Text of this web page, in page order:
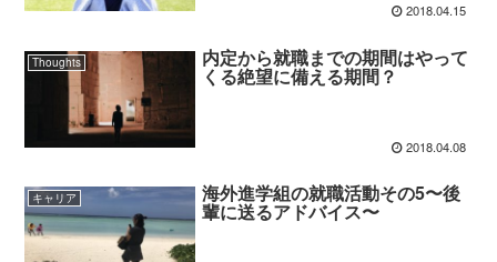
2018.04.15
Thoughts 内定から就職までの期間はやって
くる絶望に備える期間？
2018.04.08
キャリア 海外進学組の就職活動その5〜後
輩に送るアドバイス〜